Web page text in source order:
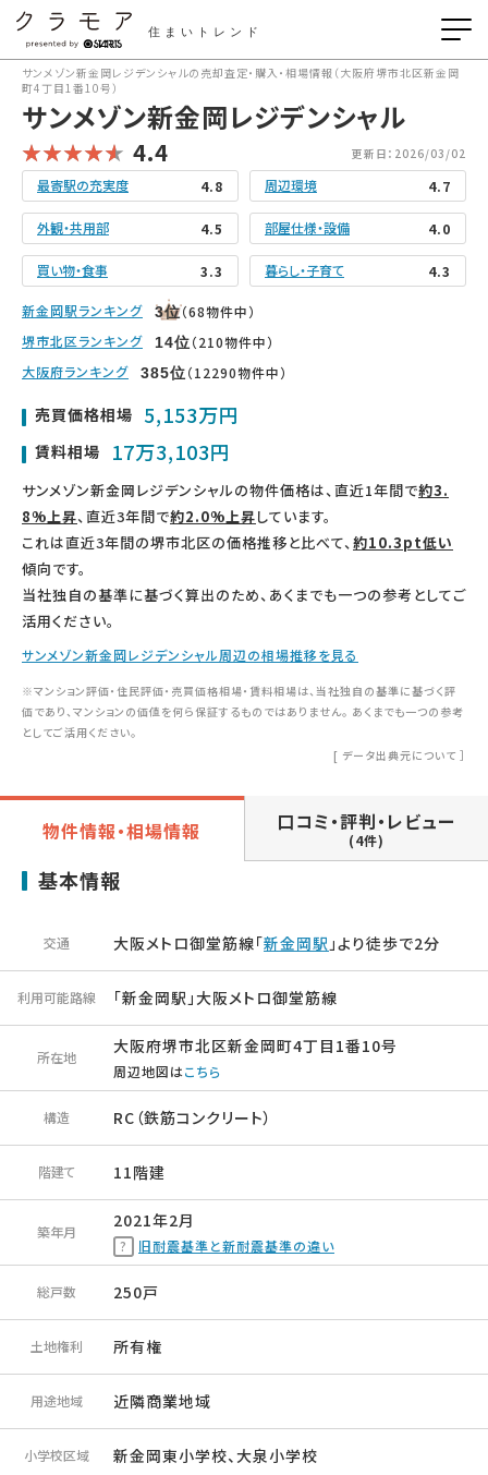
住まいトレンド
サンメゾン新金岡レジデンシャルの売却査定・購入・相場情報（大阪府堺市北区新金岡
町4丁目1番10号）
サンメゾン新金岡レジデンシャル
4.4 更新日：2026/03/02
最寄駅の充実度 4.8 周辺環境 4.7
外観・共用部 4.5 部屋仕様・設備 4.0
買い物・食事 3.3 暮らし・子育て 4.3
新金岡駅ランキング 3位（68物件中）
堺市北区ランキング
14位（210物件中）
大阪府ランキング
385位（12290物件中）
売買価格相場 5,153万円
賃料相場 17万3,103円
サンメゾン新金岡レジデンシャルの物件価格は、直近1年間で約3.
8%上昇、直近3年間で約2.0%上昇しています。
これは直近3年間の堺市北区の価格推移と比べて、約10.3pt低い
傾向です。
当社独自の基準に基づく算出のため、あくまでも一つの参考としてご
活用ください。
サンメゾン新金岡レジデンシャル周辺の相場推移を見る
※マンション評価・住民評価・売買価格相場・賃料相場は、当社独自の基準に基づく評
価であり、マンションの価値を何ら保証するものではありません。 あくまでも一つの参考
としてご活用ください。
[ データ出典元について ］
物件情報・相場情報 口コミ・評判・レビュー
(4件)
基本情報
交通 大阪メトロ御堂筋線「新金岡駅 」より徒歩で2分
利用可能路線 「新金岡駅」大阪メトロ御堂筋線
所在地
大阪府堺市北区新金岡町4丁目1番10号
周辺地図はこちら
構造 RC（鉄筋コンクリート）
階建て 11階建
築年月
2021年2月
旧耐震基準と新耐震基準の違い
総戸数 250戸
土地権利 所有権
用途地域 近隣商業地域
小学校区域 新金岡東小学校、大泉小学校